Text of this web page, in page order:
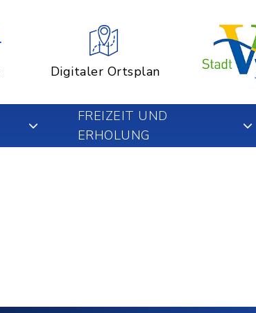
Digitaler Ortsplan
FREIZEIT UND
ERHOLUNG